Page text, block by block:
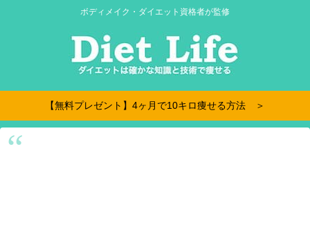
ボディメイク・ダイエット資格者が監修
【無料プレゼント】4ヶ月で10キロ痩せる方法 ＞